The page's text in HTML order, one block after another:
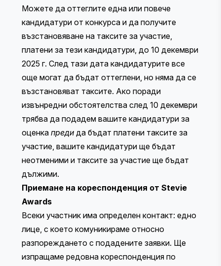
Можете да оттеглите една или повече
кандидатури от конкурса и да получите
възстановяване на таксите за участие,
платени за тези кандидатури, до 10 декември
2025 г. След тази дата кандидатурите все
още могат да бъдат оттеглени, но няма да се
възстановяват таксите. Ако поради
извънредни обстоятелства след 10 декември
трябва да подадем вашите кандидатури за
оценка преди да бъдат платени таксите за
участие, вашите кандидатури ще бъдат
неотменими и таксите за участие ще бъдат
дължими.
Приемане на кореспонденция от Stevie
Awards
Всеки участник има определен контакт: едно
лице, с което комуникираме относно
разпореждането с подадените заявки. Ще
изпращаме редовна кореспонденция по